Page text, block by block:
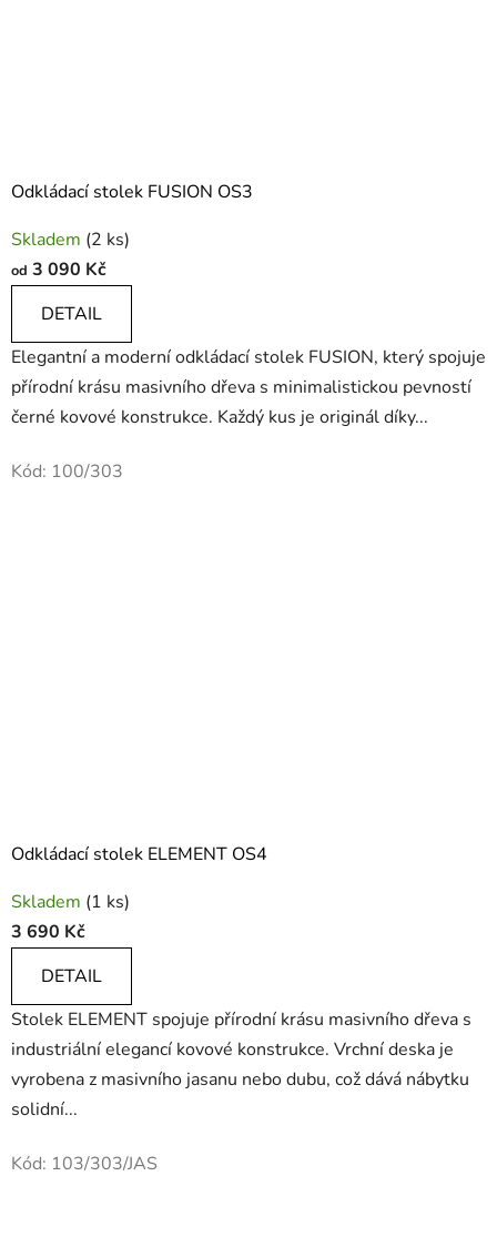
Odkládací stolek FUSION OS3
hodnocení
produktu
3,4
z
5
hvězdiček.
Skladem (2 ks)
od 3 090 Kč
DETAIL
Elegantní a moderní odkládací stolek FUSION, který spojuje
přírodní krásu masivního dřeva s minimalistickou pevností
černé kovové konstrukce. Každý kus je originál díky...
Kód: 100/303
Odkládací stolek ELEMENT OS4
hodnocení
produktu
5,0
z
5
hvězdiček.
Skladem (1 ks)
3 690 Kč
DETAIL
Stolek ELEMENT spojuje přírodní krásu masivního dřeva s
industriální elegancí kovové konstrukce. Vrchní deska je
vyrobena z masivního jasanu nebo dubu, což dává nábytku
solidní...
Kód: 103/303/JAS